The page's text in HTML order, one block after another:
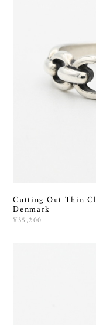
Cutting Out Thin
Denmark
¥35,200